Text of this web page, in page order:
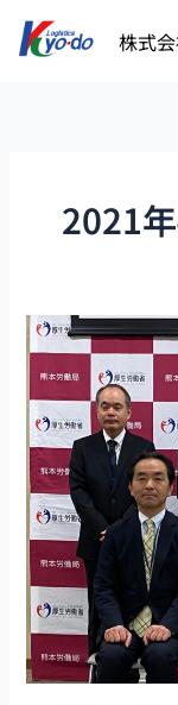
株式
2021
も
に
す
認
定
企
業
認
定
通
知
書
交